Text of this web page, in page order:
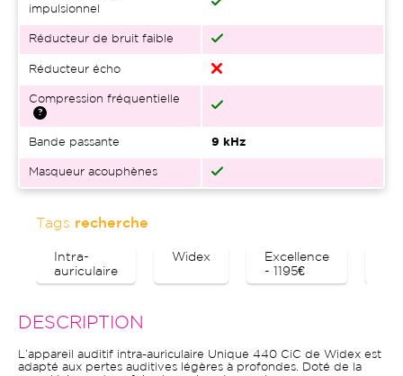
impulsionnel
Réducteur de bruit faible
Réducteur écho
Compression fréquentielle
Bande passante 9 kHz
Masqueur acouphènes
Tags recherche
Intra-
auriculaire
Widex
Excellence
- 1195€
DESCRIPTION
L’appareil auditif intra-auriculaire Unique 440 CiC de Widex est
adapté aux pertes auditives légères à profondes. Doté de la